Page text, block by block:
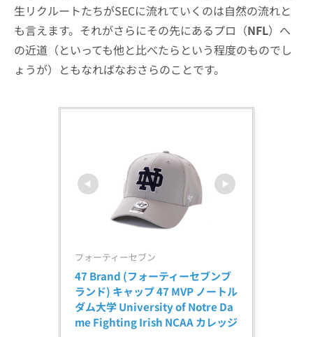
生リクルートたちがSECに流れていくのは自然の流れと
も言えます。それがさらにその先にあるプロ（NFL）へ
の近道（といっても他と比べたらという程度のものでし
ょうが）ともなればなおさらのことです。
フォーティーセブン
47 Brand (フォーティーセブンブ
ランド) キャップ 47 MVP ノートル
ダム大学 University of Notre Da
me Fighting Irish NCAA カレッジ